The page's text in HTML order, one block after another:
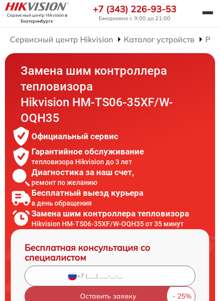
Сервисный центр Hikvisionв
Екатеринбурге
+7 (343) 226-93-53
Ежедневно с 9:00 до 21:00
Сервисный центр Hikvision Каталог устройств
Замена шим контроллера
тепловизора
Hikvision HM-TS06-35XF/W-
OQH35
Официальный сервис
Гарантийное обслуживание
тепловизора Hikvision до 3 лет
Диагностика за наш счет,
ремонт по желанию
Бесплатный выезд курьера
в день обращения
Замена шим контроллера тепловизора
Hikvision HM-TS06-35XF/W-OQH35 от 35 минут
Бесплатная консультация со
специалистом
Оставить заявку